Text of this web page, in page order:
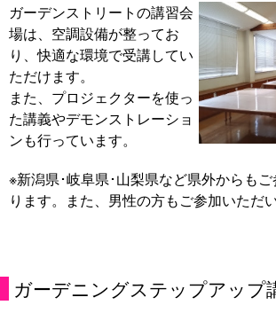
ガーデンストリートの講習会
場は、空調設備が整ってお
り、快適な環境で受講してい
ただけます。
また、プロジェクターを使っ
た講義やデモンストレーショ
ンも行っています。
※新潟県･岐阜県･山梨県など県外からも
ります。また、男性の方もご参加いただ
ガーデニングステップアップ